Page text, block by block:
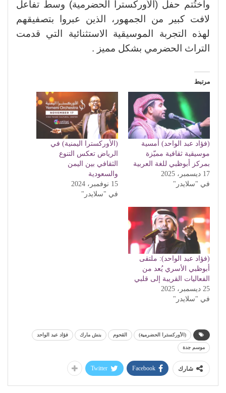
واختُتم حفل (الأوركسترا الحضرمية) وسط تفاعل
لافت كبير من الجمهور، الذين عبروا بتصفيقهم
لهذه التجربة الموسيقية الاستثنائية التي قدمت
التراث الحضرمي بشكل مميز .
مرتبط
(فؤاد عبد الواحد) أمسية
موسيقية ثقافية مميّزة
بمركز أبوظبي للغة العربية
17 ديسمبر، 2025
في "سلايدر"
(الأوركسترا اليمنية) في
الرياض تعكس التنوع
الثقافي بين اليمن
والسعودية
15 نوفمبر، 2024
في "سلايدر"
(فؤاد عبد الواحد): ملتقى
أبوظبي الأسري يُعد من
الفعاليات القريبة إلى قلبي
25 ديسمبر، 2025
في "سلايدر"
(الأوركسترا الحضرمية) القحوم بنش مارك فؤاد عبد الواحد
موسم جدة
شارك Facebook
Twitter